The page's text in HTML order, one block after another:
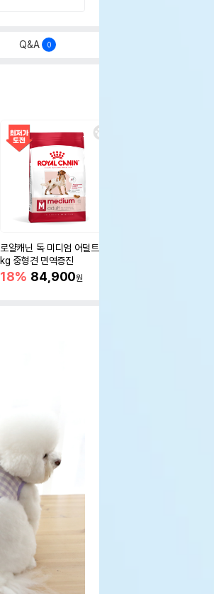
Q&A 0
로얄캐닌 독 미디엄 어덜트 10
kg 중형견 면역증진
18% 84,900원